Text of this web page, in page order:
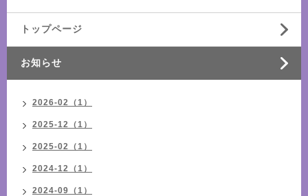
トップページ
お知らせ
2026-02（1）
2025-12（1）
2025-02（1）
2024-12（1）
2024-09（1）